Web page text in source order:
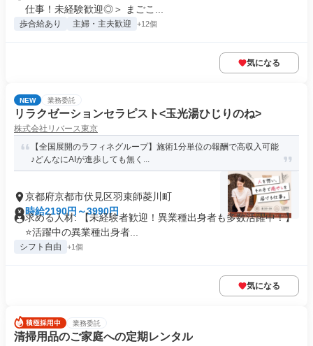
仕事！未経験歓迎◎＞ まごこ...
歩合給あり 主婦・主夫歓迎 +12個
気になる
NEW 業務委託
リラクゼーションセラピスト<玉光湯ひじりのね>
株式会社リバース東京
【全国展開のラフィネグループ】施術1分単位の報酬で高収入可能
♪どんなにAIが進歩しても無く...
京都府京都市伏見区羽束師菱川町
時給2190円～3990円
求める人材: 【未経験者歓迎！異業種出身者も多数活躍中！】
⭐️活躍中の異業種出身者...
シフト自由 +1個
気になる
業務委託
清掃用品のご家庭への定期レンタル